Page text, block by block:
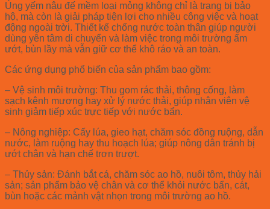
Ủng yếm nâu đế mềm loại mỏng không chỉ là trang bị bảo
hộ, mà còn là giải pháp tiện lợi cho nhiều công việc và hoạt
động ngoài trời. Thiết kế chống nước toàn thân giúp người
dùng yên tâm di chuyển và làm việc trong môi trường ẩm
ướt, bùn lầy mà vẫn giữ cơ thể khô ráo và an toàn.
Các ứng dụng phổ biến của sản phẩm bao gồm:
– Vệ sinh môi trường: Thu gom rác thải, thông cống, làm
sạch kênh mương hay xử lý nước thải, giúp nhân viên vệ
sinh giảm tiếp xúc trực tiếp với nước bẩn.
– Nông nghiệp: Cấy lúa, gieo hạt, chăm sóc đồng ruộng, dẫn
nước, làm ruộng hay thu hoạch lúa; giúp nông dân tránh bị
ướt chân và hạn chế trơn trượt.
– Thủy sản: Đánh bắt cá, chăm sóc ao hồ, nuôi tôm, thủy hải
sản; sản phẩm bảo vệ chân và cơ thể khỏi nước bẩn, cát,
bùn hoặc các mảnh vật nhọn trong môi trường ao hồ.